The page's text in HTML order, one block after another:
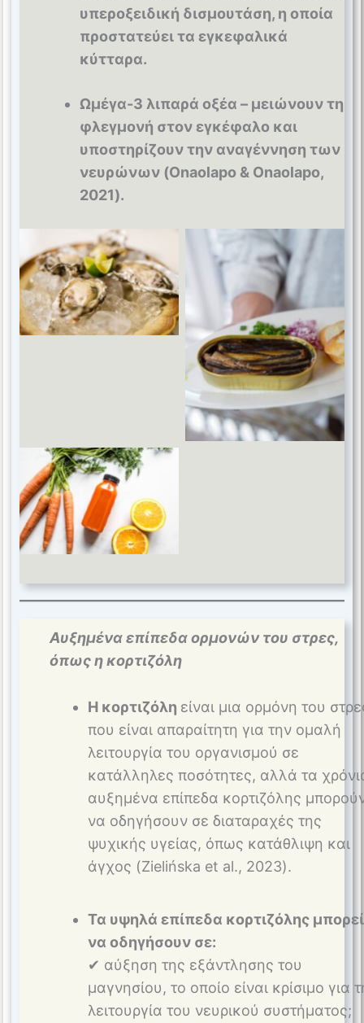
υπεροξειδική δισμουτάση, η οποία
προστατεύει τα εγκεφαλικά
κύτταρα.
Ωμέγα-3 λιπαρά οξέα – μειώνουν τη
φλεγμονή στον εγκέφαλο και
υποστηρίζουν την αναγέννηση των
νευρώνων (Onaolapo & Onaolapo,
2021).
Zinc and selenium
Omega-3 fatty acids
Antioxidant vitamins
Αυξημένα επίπεδα ορμονών του στρες,
όπως η κορτιζόλη
Η κορτιζόλη είναι μια ορμόνη του
που είναι απαραίτητη για την ομαλή
λειτουργία του οργανισμού σε
κατάλληλες ποσότητες, αλλά τα
αυξημένα επίπεδα κορτιζόλης
να οδηγήσουν σε διαταραχές της
ψυχικής υγείας, όπως κατάθλιψη και
άγχος (Zielińska et al., 2023).
Τα υψηλά επίπεδα κορτιζόλης μπορεί
να οδηγήσουν σε:
✔ αύξηση της εξάντλησης του
μαγνησίου, το οποίο είναι κρίσιμο για
λειτουργία του νευρικού συστήματος;